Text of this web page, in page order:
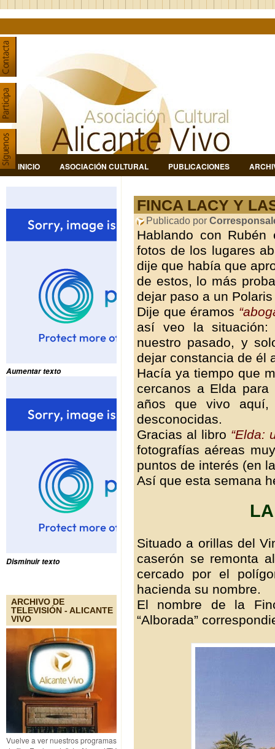
INICIO ASOCIACIÓN CULTURAL PUBLICACIONES
Aumentar texto
Disminuir texto
ARCHIVO DE
TELEVISIÓN - ALICANTE
VIVO
Vuelve a ver nuestros programas
FINCA LACY Y
Publicado por
Hablando con
fotos de los lugares
dije que había que
de estos, lo más
dejar paso a un
Dije que éramos
así veo la situación:
nuestro pasado, y
dejar constancia de él
Hacía ya tiempo que
cercanos a Elda
años que vivo
desconocidas.
Gracias al libro “Elda:
fotografías aéreas
puntos de interés (en
Así que esta semana
Situado a orillas del
caserón se remonta
cercado por el
hacienda su nombre.
El nombre de la
“Alborada”